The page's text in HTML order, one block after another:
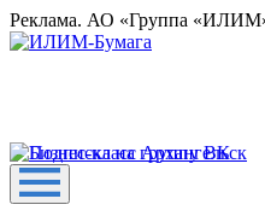
Реклама. АО «Группа